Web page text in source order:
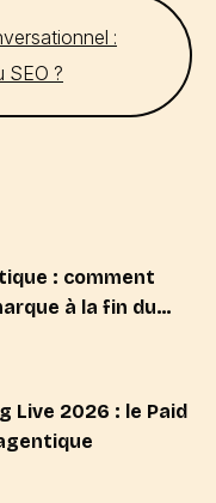
:
SEO ?
: comment
à la fin du
Live 2026 : le Paid